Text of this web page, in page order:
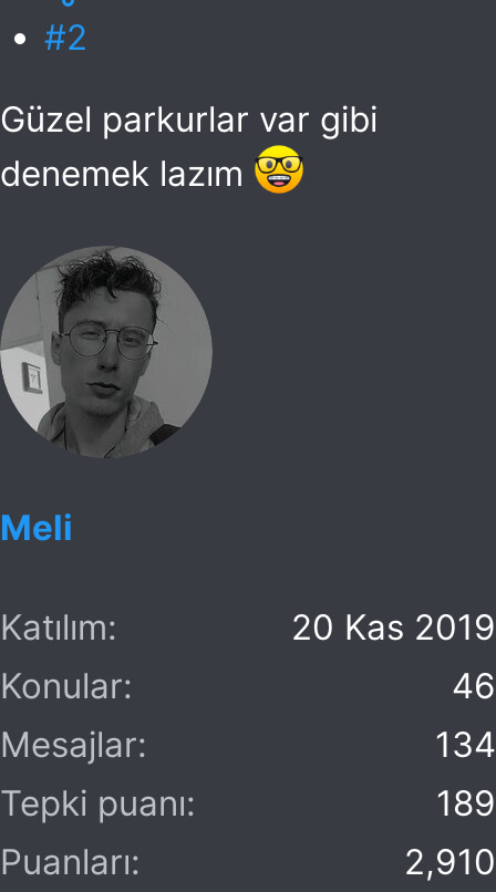
#2
Güzel parkurlar var gibi
denemek lazım
Meli
Katılım
20 Kas 2019
Konular
46
Mesajlar
134
Tepki puanı
189
Puanları
2,910